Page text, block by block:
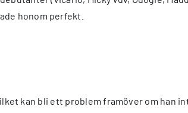
honom perfekt.
kan bli ett problem framöver om han